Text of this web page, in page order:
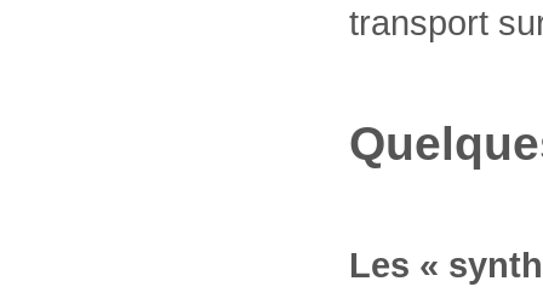
transport
Les «